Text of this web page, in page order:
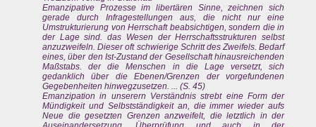
Emanzipative Prozesse im libertären Sinne, zeichnen sich
gerade durch Infragestellungen aus, die nicht nur eine
Umstrukturierung von Herrschaft beabsichtigen, sondern die in
der Lage sind. das Wesen der Herrschaftsstrukturen selbst
anzuzweifeln. Dieser oft schwierige Schritt des Zweifels. Bedarf
eines, über den Ist-Zustand der Gesellschaft hinausreichenden
Maßstabs. der die Menschen in die Lage versetzt, sich
gedanklich über die Ebenen/Grenzen der vorgefundenen
Gegebenheiten hinwegzusetzen. ... (S. 45)
Emanzipation in unserern Verständnis strebt eine Form der
Mündigkeit und Selbstständigkeit an, die immer wieder aufs
Neue die gesetzten Grenzen anzweifelt, die letztlich in der